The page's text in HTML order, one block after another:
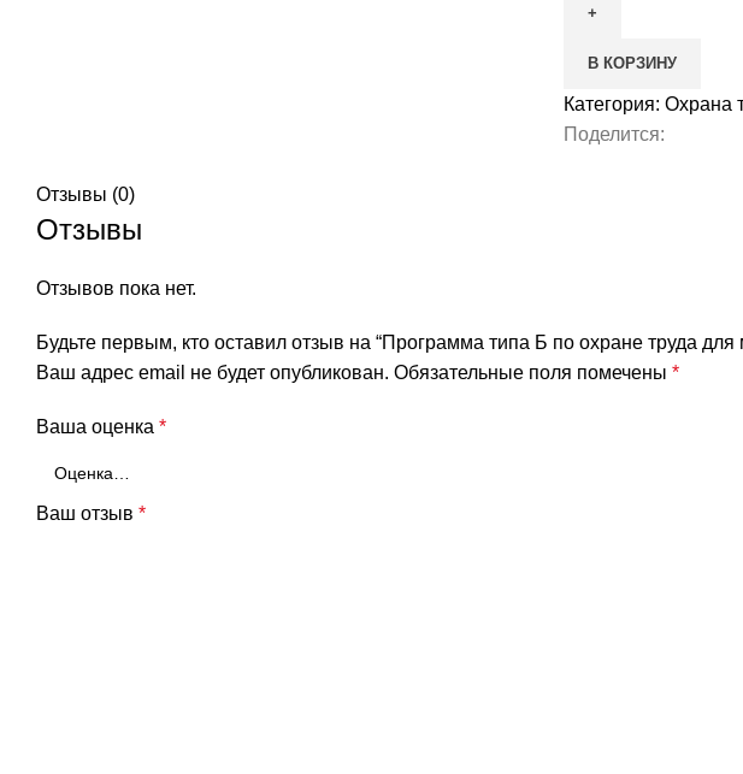
Программа
по
охране
уровня
квалификации
В КОРЗИНУ
Категория: Охрана
Поделится:
Отзывы (0)
Отзывы
Отзывов пока нет.
Будьте первым, кто оставил отзыв на “Программа типа Б по охране труда
Ваш адрес email не будет опубликован. Обязательные поля помечены *
Ваша оценка *
Ваш отзыв *